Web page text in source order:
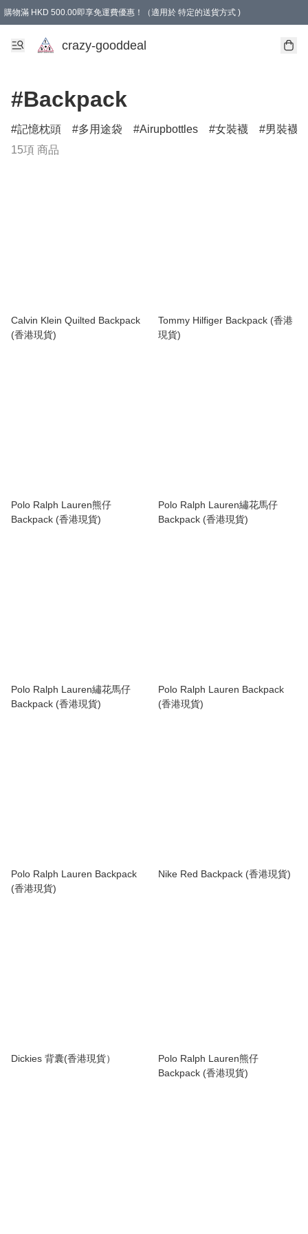
購物滿 HKD 500.00即享免運費優惠！（適用於 特定的送貨方式 )
成為會員可享免費禮品
crazy-gooddeal
#Backpack
記憶枕頭 多用途袋 Airupbottles 女裝襪
男裝襪
15項 商品
Calvin Klein Quilted Backpack
(香港現貨)
Tommy Hilfiger Backpack (香港
現貨)
Polo Ralph Lauren熊仔
Backpack (香港現貨)
Polo Ralph Lauren繡花馬仔
Backpack (香港現貨)
Polo Ralph Lauren繡花馬仔
Backpack (香港現貨)
Polo Ralph Lauren Backpack
(香港現貨)
Polo Ralph Lauren Backpack
(香港現貨)
Nike Red Backpack (香港現貨)
Dickies 背囊(香港現貨）
Polo Ralph Lauren熊仔
Backpack (香港現貨)